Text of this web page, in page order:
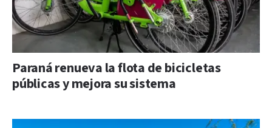
Paraná renueva la flota de bicicletas
públicas y mejora su sistema